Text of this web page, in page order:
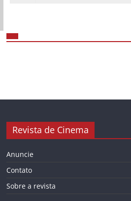
Revista de Cinema
Anuncie
Contato
Sobre a revista